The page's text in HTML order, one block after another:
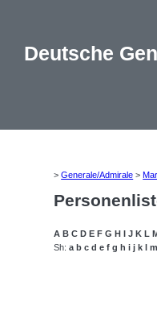
Deutsche
>Generale/Admirale >
A B C D E F G H I J K L
Sh:a b c d e f g h i j k l m